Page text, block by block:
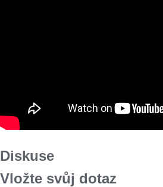
Diskuse
Vložte svůj dotaz